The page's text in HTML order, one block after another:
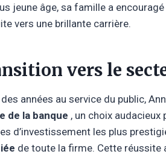
jeune âge, sa famille a
vers une brillante carrière.
vers le
années au service du public,
de la banque , un choix audacieux
d’investissement les plus
de toute la firme. Cette